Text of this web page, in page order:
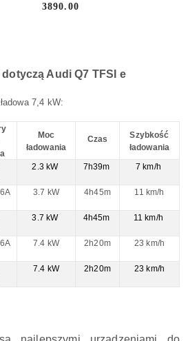
Cena:
3890.00
Audi Q7 TFSI e
7,4 kW:
Moc
ładowania
Czas
Szybkość
ładowania
2.3 kW 7h39m 7 km/h
3.7 kW 4h45m 11 km/h
3.7 kW 4h45m 11 km/h
7.4 kW 2h20m 23 km/h
7.4 kW 2h20m 23 km/h